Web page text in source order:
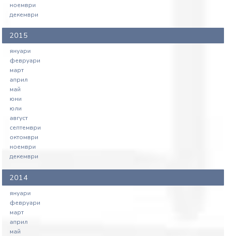
ноември
декември
2015
януари
февруари
март
април
май
юни
юли
август
септември
октомври
ноември
декември
2014
януари
февруари
март
април
май